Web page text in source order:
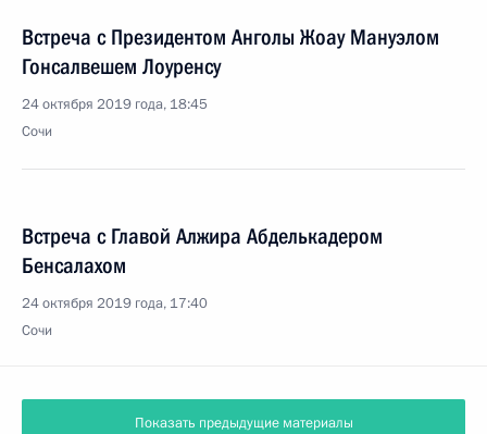
Встреча с Президентом Анголы Жоау Мануэлом
Гонсалвешем Лоуренсу
24 октября 2019 года, 18:45
Сочи
Встреча с Главой Алжира Абделькадером
Бенсалахом
24 октября 2019 года, 17:40
Сочи
Показать предыдущие материалы